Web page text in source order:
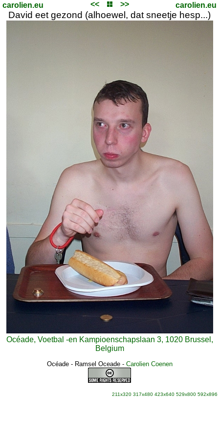
carolien.eu << >> carolien.eu
David eet gezond (alhoewel, dat sneetje hesp...)
Océade, Voetbal -en Kampioenschapslaan 3, 1020 Brussel,
Belgium
Océade - Ramsel Oceade- Carolien Coenen
211x320 317x480 423x640 529x800 592x896